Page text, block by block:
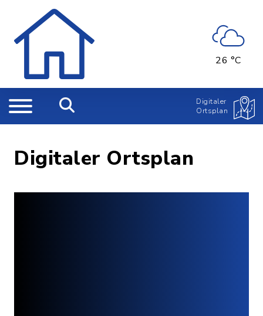
26 °C
Digitaler
Ortsplan
Digitaler Ortsplan